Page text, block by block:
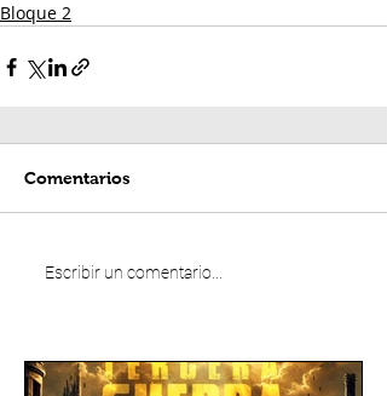
Bloque 2
Comentarios
Escribir un comentario...